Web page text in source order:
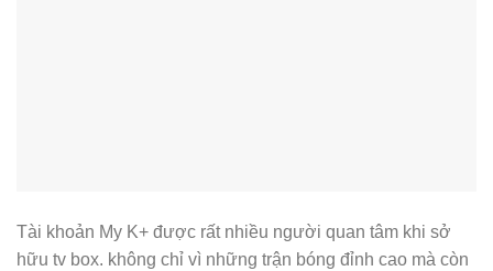
Tài khoản My K+ được rất nhiều người quan tâm khi sở
hữu tv box. không chỉ vì những trận bóng đỉnh cao mà còn